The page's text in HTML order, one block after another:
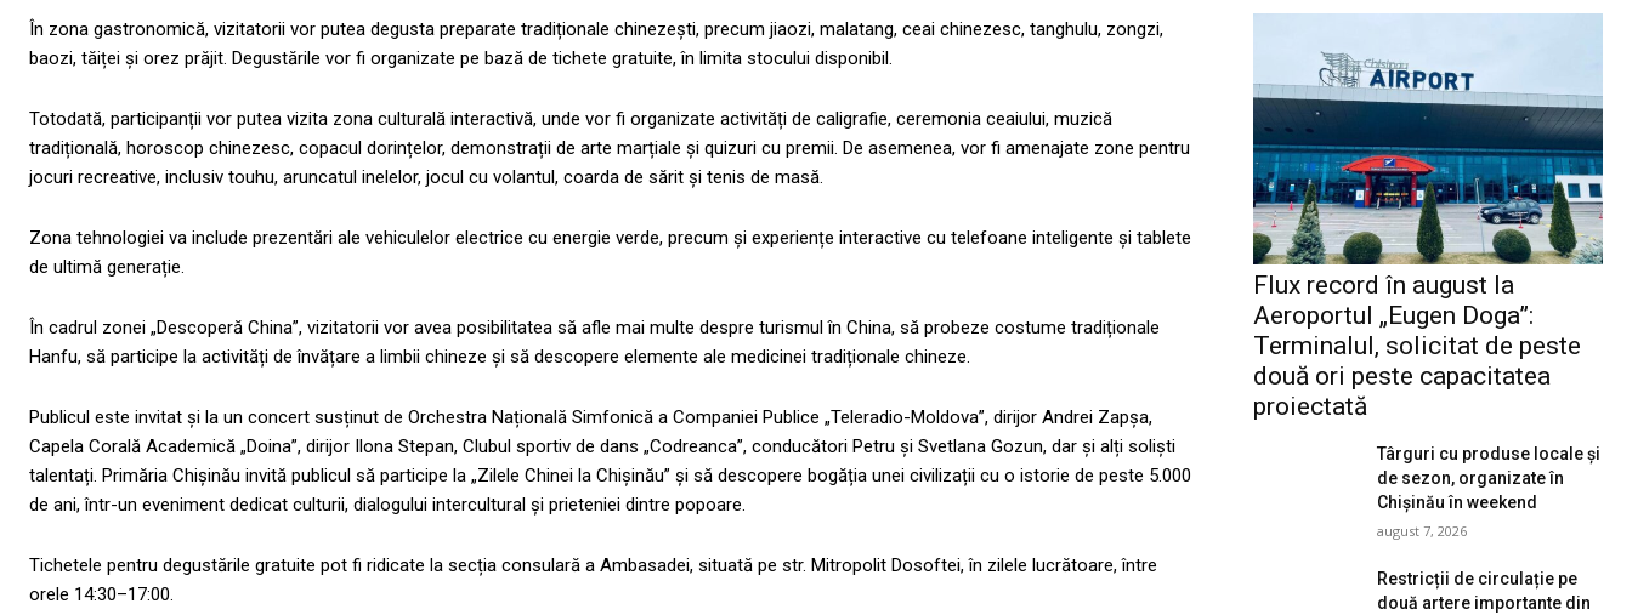
În zona gastronomică, vizitatorii vor putea degusta preparate tradiționale chinezești, precum jiaozi, malatang, ceai chinezesc, tanghulu, zongzi,
baozi, tăiței și orez prăjit. Degustările vor fi organizate pe bază de tichete gratuite, în limita stocului disponibil.
Totodată, participanții vor putea vizita zona culturală interactivă, unde vor fi organizate activități de caligrafie, ceremonia ceaiului, muzică
tradițională, horoscop chinezesc, copacul dorințelor, demonstrații de arte marțiale și quizuri cu premii. De asemenea, vor fi amenajate zone pentru
jocuri recreative, inclusiv touhu, aruncatul inelelor, jocul cu volantul, coarda de sărit și tenis de masă.
Zona tehnologiei va include prezentări ale vehiculelor electrice cu energie verde, precum și experiențe interactive cu telefoane inteligente și tablete
de ultimă generație.
În cadrul zonei „Descoperă China”, vizitatorii vor avea posibilitatea să afle mai multe despre turismul în China, să probeze costume tradiționale
Hanfu, să participe la activități de învățare a limbii chineze și să descopere elemente ale medicinei tradiționale chineze.
Publicul este invitat și la un concert susținut de Orchestra Națională Simfonică a Companiei Publice „Teleradio-Moldova”, dirijor Andrei Zapșa,
Capela Corală Academică „Doina”, dirijor Ilona Stepan, Clubul sportiv de dans „Codreanca”, conducători Petru și Svetlana Gozun, dar și alți soliști
talentați. Primăria Chișinău invită publicul să participe la „Zilele Chinei la Chișinău” și să descopere bogăția unei civilizații cu o istorie de peste 5.000
de ani, într-un eveniment dedicat culturii, dialogului intercultural și prieteniei dintre popoare.
Tichetele pentru degustările gratuite pot fi ridicate la secția consulară a Ambasadei, situată pe str. Mitropolit Dosoftei, în zilele lucrătoare, între
orele 14:30–17:00.
Flux record în august la
Aeroportul „Eugen Doga”:
Terminalul, solicitat de peste
două ori peste capacitatea
proiectată
Târguri cu produse locale și
de sezon, organizate în
Chișinău în weekend
august 7, 2026
Restricții de circulație pe
două artere importante din